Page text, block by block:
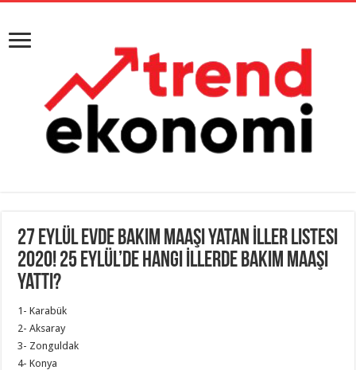
27 Eylül Evde Bakım Maaşı Yatan İller Listesi
2020! 25 Eylül’de Hangi İllerde Bakım Maaşı
Yattı?
1- Karabük
2- Aksaray
3- Zonguldak
4- Konya